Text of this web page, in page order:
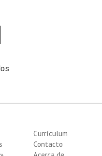
Currículum
Contacto